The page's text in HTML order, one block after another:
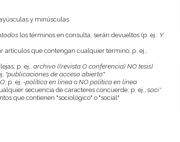
y minúsculas
todoslos términos en consulta, serán devueltos (p. ej.: Y
artículos que contengan cualquier término; p. ej.,
p. ej., archivo ((revista O conferencia) NO tesis)
"publicaciones de acceso abierto"
; p. ej. -política en líneaoNO política en línea
secuencia de caracteres concuerde; p. ej., soci*
que contienen "sociológico" o "social"